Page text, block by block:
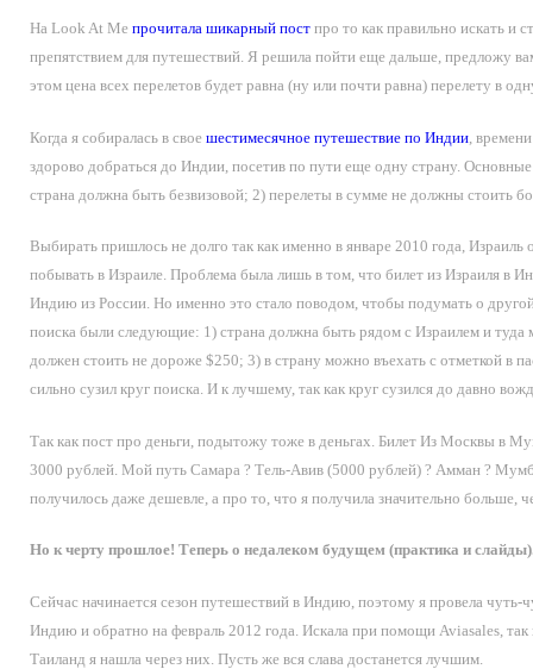
На Look At Me прочитала шикарный пост про то как правильно искать и
препятствием для путешествий. Я решила пойти еще дальше, предложу
этом цена всех перелетов будет равна (ну или почти равна) перелету в
Когда я собиралась в свое шестимесячное путешествие по Индии ,
здорово добраться до Индии, посетив по пути еще одну страну.
страна должна быть безвизовой; 2) перелеты в сумме не должны стоить
Выбирать пришлось не долго так как именно в январе 2010 года,
побывать в Израиле. Проблема была лишь в том, что билет из Израиля в
Индию из России. Но именно это стало поводом, чтобы подумать о
поиска были следующие: 1) страна должна быть рядом с Израилем и
должен стоить не дороже $250; 3) в страну можно въехать с отметкой в
сильно сузил круг поиска. И к лучшему, так как круг сузился до давно
Так как пост про деньги, подытожу тоже в деньгах. Билет Из Москвы в
3000 рублей. Мой путь Самара ? Тель-Авив (5000 рублей) ? Амман ?
получилось даже дешевле, а про то, что я получила значительно больше,
Но к черту прошлое! Теперь о недалеком будущем (практика и
Сейчас начинается сезон путешествий в Индию, поэтому я провела
Индию и обратно на февраль 2012 года. Искала при помощи Aviasales,
Таиланд я нашла через них. Пусть же вся слава достанется лучшим.